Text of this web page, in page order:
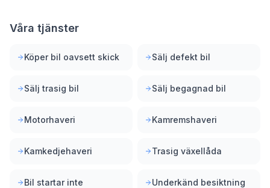
Våra tjänster
Köper bil oavsett skick Sälj defekt bil
Sälj trasig bil Sälj begagnad bil
Motorhaveri Kamremshaveri
Kamkedjehaveri Trasig växellåda
Bil startar inte Underkänd besiktning